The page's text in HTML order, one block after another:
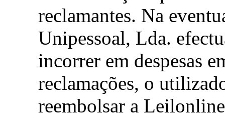
reclamantes. Na
Unipessoal, Lda.
incorrer em despesas
reclamações, o
reembolsar a